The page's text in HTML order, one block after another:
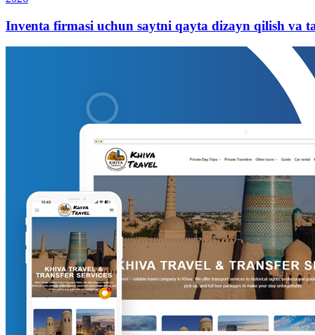
Inventa firmasi uchun saytni qayta dizayn qilish va